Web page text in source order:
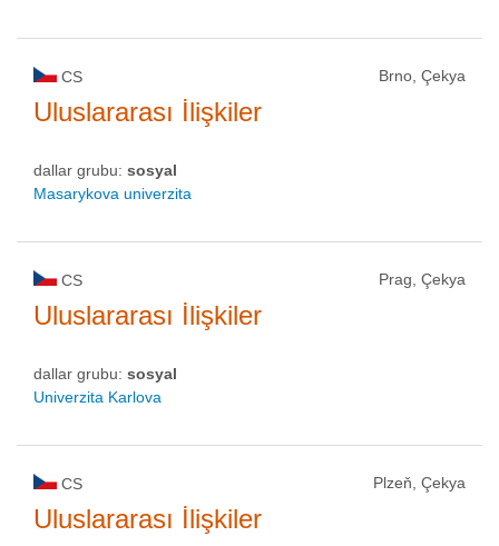
CS Brno, Çekya
Uluslararası İlişkiler
dallar grubu: sosyal
Masarykova univerzita
CS Prag, Çekya
Uluslararası İlişkiler
dallar grubu: sosyal
Univerzita Karlova
CS Plzeň, Çekya
Uluslararası İlişkiler